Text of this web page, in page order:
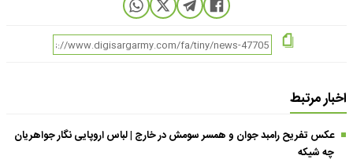
اخبار مرتبط
عکس تفریح رامبد جوان و همسر سومش در خارج | لباس اروپایی نگار جواهریان
چه شیکه